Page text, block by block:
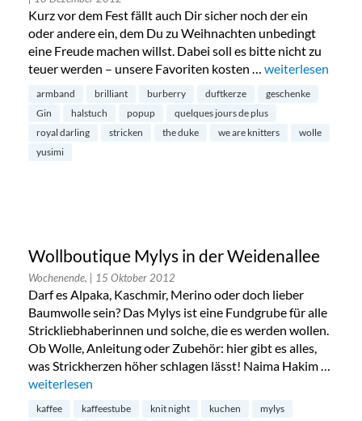
Kurz vor dem Fest fällt auch Dir sicher noch der ein
oder andere ein, dem Du zu Weihnachten unbedingt
eine Freude machen willst. Dabei soll es bitte nicht zu
teuer werden – unsere Favoriten kosten … „Geschenk-
weiterlesen
armband brilliant burberry duftkerze
geschenke
Gin
halstuch popup
quelques jours de plus
royal darling
stricken the duke we are knitters
wolle
yusimi
Wollboutique Mylys in der Weidenallee
Wochenende, | 15 Oktober 2012
Darf es Alpaka, Kaschmir, Merino oder doch lieber
Baumwolle sein? Das Mylys ist eine Fundgrube für alle
Strickliebhaberinnen und solche, die es werden wollen.
Ob Wolle, Anleitung oder Zubehör: hier gibt es alles,
was Strickherzen höher schlagen lässt! Naima Hakim …
„Wollboutique Mylys in der Weidenallee“
weiterlesen
kaffee kaffeestube knit night kuchen
mylys